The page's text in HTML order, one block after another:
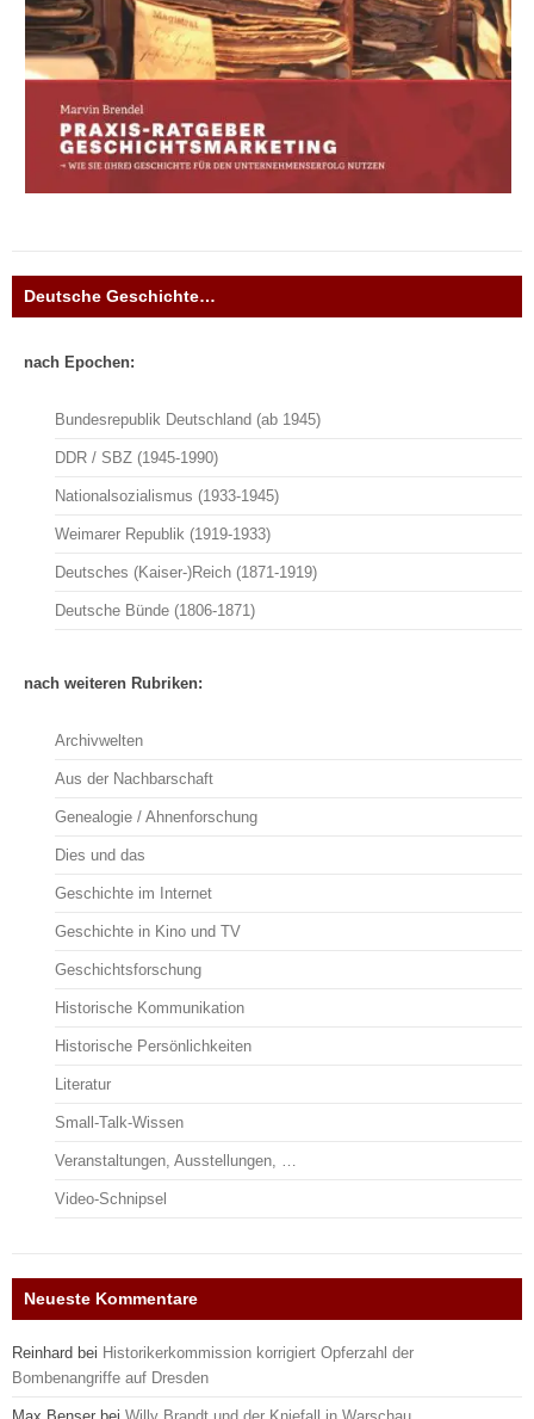
Deutsche Geschichte…
nach Epochen:
Bundesrepublik Deutschland (ab 1945)
DDR / SBZ (1945-1990)
Nationalsozialismus (1933-1945)
Weimarer Republik (1919-1933)
Deutsches (Kaiser-)Reich (1871-1919)
Deutsche Bünde (1806-1871)
nach weiteren Rubriken:
Archivwelten
Aus der Nachbarschaft
Genealogie / Ahnenforschung
Dies und das
Geschichte im Internet
Geschichte in Kino und TV
Geschichtsforschung
Historische Kommunikation
Historische Persönlichkeiten
Literatur
Small-Talk-Wissen
Veranstaltungen, Ausstellungen, …
Video-Schnipsel
Neueste Kommentare
Reinhard bei Historikerkommission korrigiert Opferzahl der
Bombenangriffe auf Dresden